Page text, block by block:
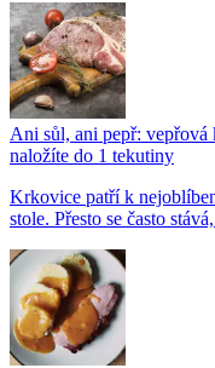
Ani sůl, ani pepř:
naložíte do 1 tekutiny
Krkovice patří k
stole. Přesto se často